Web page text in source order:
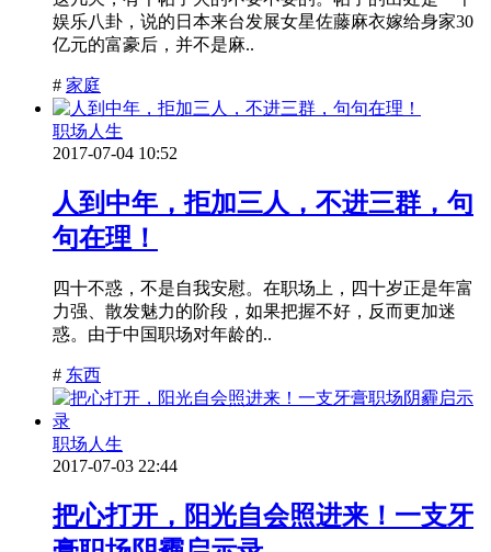
娱乐八卦，说的日本来台发展女星佐藤麻衣嫁给身家30
亿元的富豪后，并不是麻..
# 家庭
职场人生
2017-07-04 10:52
人到中年，拒加三人，不进三群，句
句在理！
四十不惑，不是自我安慰。在职场上，四十岁正是年富
力强、散发魅力的阶段，如果把握不好，反而更加迷
惑。由于中国职场对年龄的..
# 东西
职场人生
2017-07-03 22:44
把心打开，阳光自会照进来！一支牙